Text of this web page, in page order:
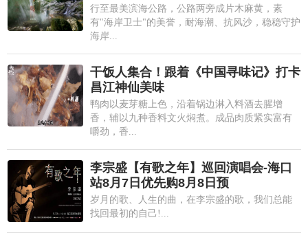
行至最美滨海公路，公路两旁成片木麻黄，素
有"海岸卫士"的美誉，耐海潮、抗风沙，稳稳守护
海岸...
干饭人集合！跟着《中国寻味记》打卡
昌江神仙美味
鸭肉以麦芽糖上色，沿着锅边淋入料酒去腥增
香，辅以九种香料文火焖煮。成品肉质紧实富有
嚼劲，香...
李宗盛【有歌之年】巡回演唱会-海口
站8月7日优先购8月8日预
岁月的歌、人生的曲，在李宗盛的歌，我们总能
找回最初的自己!...